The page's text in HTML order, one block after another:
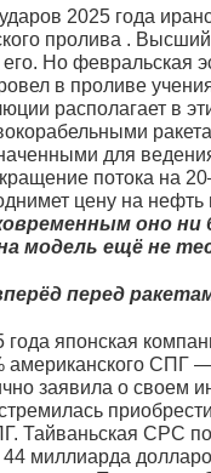
2025 года
пролива .
его. Но февральская
в проливе
располагает в
для
потока на
цену на
оно
модель ещё не
перед
японская
американского СПГ —
заявила о своем
Тайваньская CPC
миллиарда